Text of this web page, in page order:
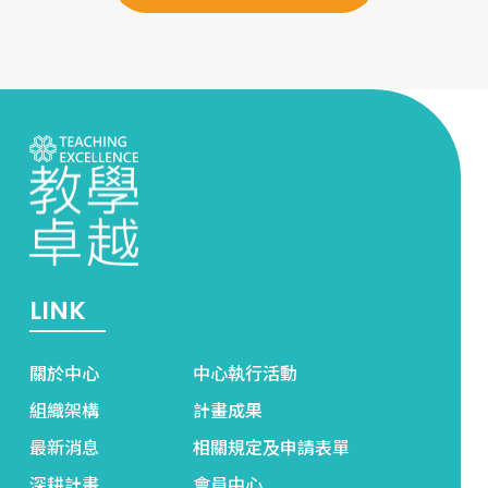
LINK
關於中心
中心執行活動
組織架構
計畫成果
最新消息
相關規定及申請表單